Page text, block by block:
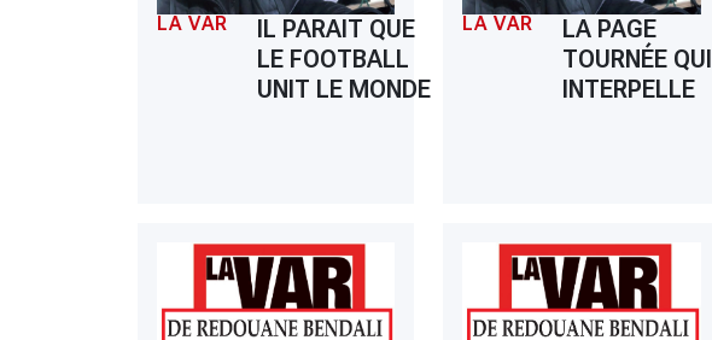
LA VAR
IL PARAIT QUE
LE FOOTBALL
UNIT LE MONDE
LA VAR
LA PAGE
TOURNÉE QUI
INTERPELLE